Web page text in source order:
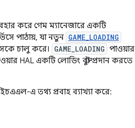
করে গেম ম্যানেজারে একটি
পাঠায়, যা নতুন GAME_LOADING
চালু করে। GAME_LOADING পাওয়ার
HAL একটি লোডিং বুস্ট প্রদান করতে
এ তথ্য প্রবাহ ব্যাখ্যা করে: